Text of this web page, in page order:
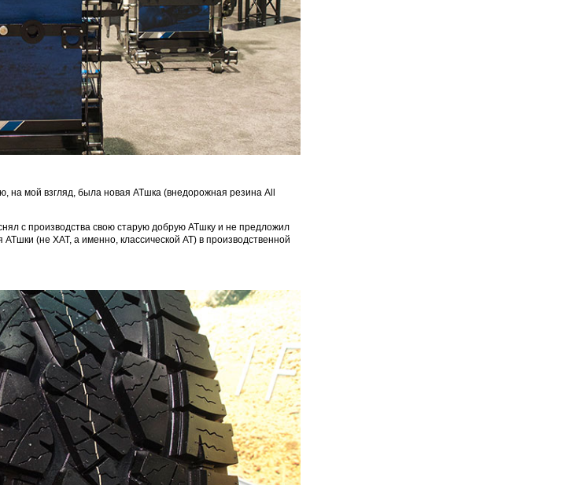
на мой взгляд, была новая АТшка (внедорожная резина All
с производства свою старую добрую АТшку и не предложил
АТшки (не XAT, а именно, классической АТ) в производственной